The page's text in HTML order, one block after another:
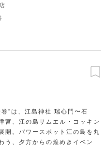
巻”は、江島神社 瑞心門〜石
宮、江の島サムエル・コッキン
開。パワースポット江の島を丸
う、夕方からの煌めきイベン